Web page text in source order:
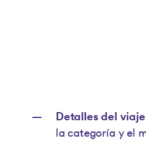
Detalles del viaje
la categoría y el